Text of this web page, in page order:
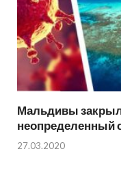
Мальдивы
неопределенный
27.03.2020